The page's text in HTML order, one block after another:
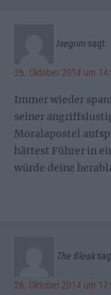
Isegrim sagt:
26. Oktober 2014 um
Immer wieder
seiner
Moralapostel
hättest Führer in
würde deine
The Bleak
26. Oktober 2014 um